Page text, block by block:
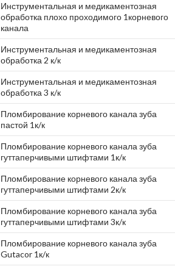
Инструментальная и медикаментозная
обработка плохо проходимого 1корневого
канала
Инструментальная и медикаментозная
обработка 2 к/к
Инструментальная и медикаментозная
обработка 3 к/к
Пломбирование корневого канала зуба
пастой 1к/к
Пломбирование корневого канала зуба
гуттаперчивыми штифтами 1к/к
Пломбирование корневого канала зуба
гуттаперчивыми штифтами 2к/к
Пломбирование корневого канала зуба
гуттаперчивыми штифтами 3к/к
Пломбирование корневого канала зуба
Gutacor 1к/к